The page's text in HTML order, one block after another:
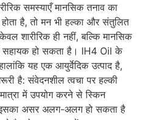
समस्याएँ मानसिक तनाव का
है, तो मन भी हल्का और संतुलित
शारीरिक ही नहीं, बल्कि मानसिक
सहायक हो सकता है। IH4 Oil के
यह एक आयुर्वेदिक उत्पाद है,
है: संवेदनशील त्वचा पर हल्की
में उपयोग करने से स्किन
इसका असर अलग-अलग हो सकता है